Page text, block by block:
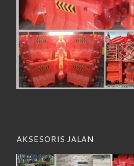
AKSESORIS JALAN